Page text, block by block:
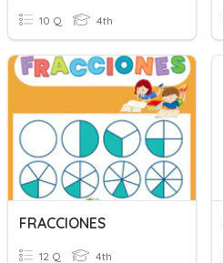
10 Q 4th
FRACCIONES
12 Q 4th